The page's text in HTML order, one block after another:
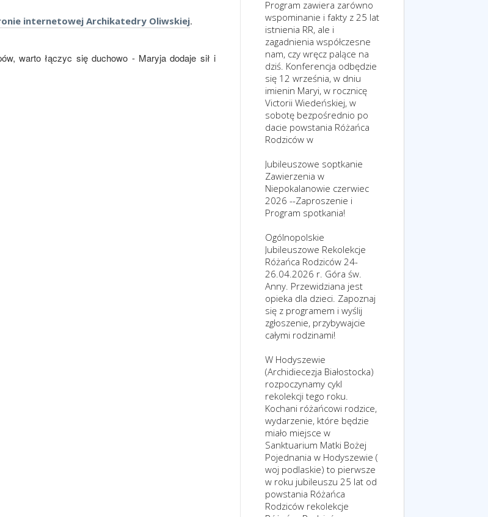
internetowej Archikatedry Oliwskiej.
warto łączyc się duchowo - Maryja dodaje sił i
Program zawiera zarówno
wspominanie i fakty z 25 lat
istnienia RR, ale i
zagadnienia współczesne
nam, czy wręcz palące na
dziś. Konferencja odbędzie
się 12 września, w dniu
imienin Maryi, w rocznicę
Victorii Wiedeńskiej, w
sobotę bezpośrednio po
dacie powstania Różańca
Rodziców w
Jubileuszowe soptkanie
Zawierzenia w
Niepokalanowie czerwiec
2026 --Zaproszenie i
Program spotkania!
Ogólnopolskie
Jubileuszowe Rekolekcje
Różańca Rodziców 24-
26.04.2026 r. Góra św.
Anny. Przewidziana jest
opieka dla dzieci. Zapoznaj
się z programem i wyślij
zgłoszenie, przybywajcie
całymi rodzinami!
W Hodyszewie
(Archidiecezja Białostocka)
rozpoczynamy cykl
rekolekcji tego roku.
Kochani różańcowi rodzice,
wydarzenie, które będzie
miało miejsce w
Sanktuarium Matki Bożej
Pojednania w Hodyszewie (
woj podlaskie) to pierwsze
w roku jubileuszu 25 lat od
powstania Różańca
Rodziców rekolekcje